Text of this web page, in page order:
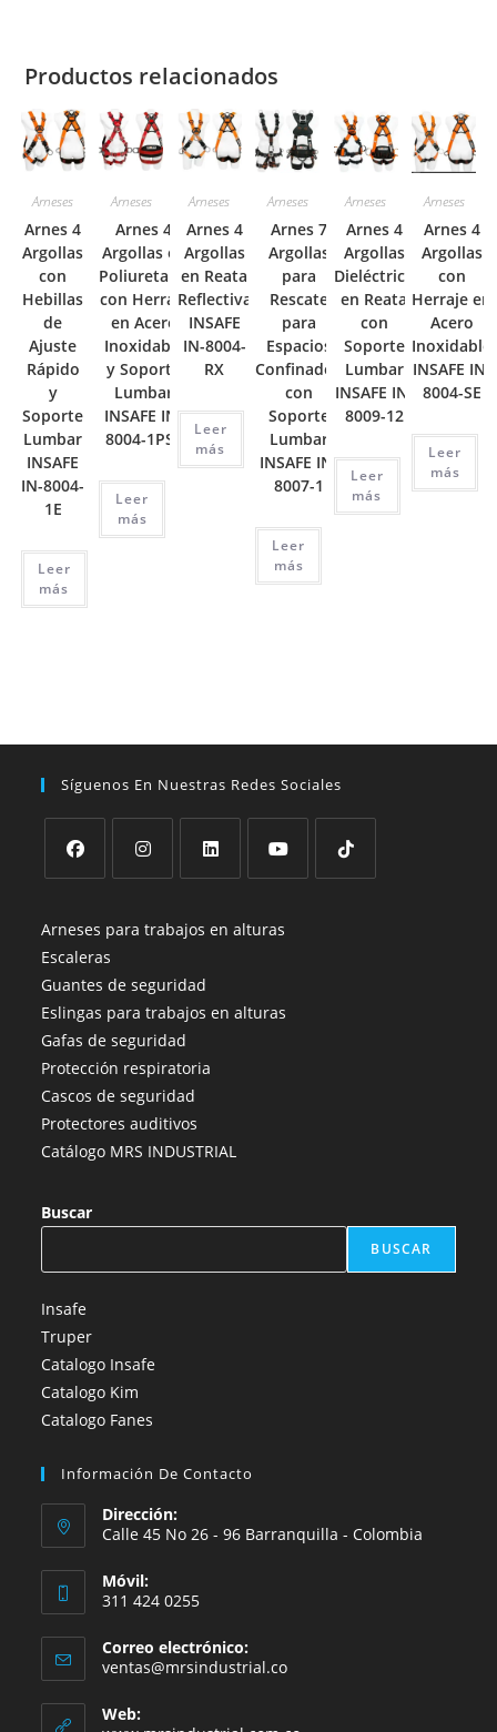
Productos relacionados
Arneses
Arnes 4
Argollas
con
Hebillas
de
Ajuste
Rápido
y
Soporte
Lumbar
INSAFE
IN-8004-
1E
Leer
más
Arneses
Arnes 4
Argollas en
Poliuretano
con Herraje
en Acero
Inoxidable
y Soporte
Lumbar
INSAFE IN-
8004-1PSE
Leer
más
Arneses
Arnes 4
Argollas
en Reata
Reflectiva
INSAFE
IN-8004-
RX
Leer
más
Arneses
Arnes 7
Argollas
para
Rescate
para
Espacios
Confinados
con
Soporte
Lumbar
INSAFE IN-
8007-1
Leer
más
Arneses
Arnes 4
Argollas
Dieléctrico
en Reata
con
Soporte
Lumbar
INSAFE IN-
8009-12
Leer
más
Arneses
Arnes 4
Argollas
con
Herraje en
Acero
Inoxidable
INSAFE IN-
8004-SE
Leer
más
Síguenos En Nuestras Redes Sociales
nueva
pestaña
una
pestaña
abre
una
nueva
pestaña
Arneses para trabajos en alturas
Escaleras
Guantes de seguridad
Eslingas para trabajos en alturas
Gafas de seguridad
Protección respiratoria
Cascos de seguridad
Protectores auditivos
Catálogo MRS INDUSTRIAL
Buscar
BUSCAR
Insafe
Truper
Catalogo Insafe
Catalogo Kim
Catalogo Fanes
Información De Contacto
Dirección:
Calle 45 No 26 - 96 Barranquilla - Colombia
Móvil:
311 424 0255
Correo electrónico:
ventas@mrsindustrial.coSe
Web: